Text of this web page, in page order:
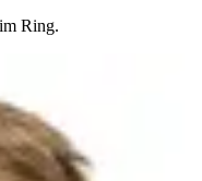
Ring.